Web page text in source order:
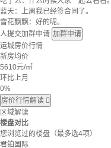
蓝天：上周我已经签合同了。
雪花飘飘：好的呢。
人提交加群申请 加群申请
运城房价行情
新房均价
5610元/㎡
环比上月
0%
房价行情解读 
区域解读
楼盘对比
您浏览过的楼盘 （最多选4项）
君铂国际